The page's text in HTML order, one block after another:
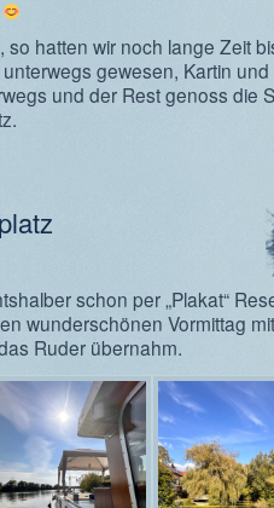
so hatten wir noch lange Zeit
gewesen, Kartin und
und der Rest genoss die
schon per „Plakat“
wunderschönen Vormittag
Ruder übernahm.